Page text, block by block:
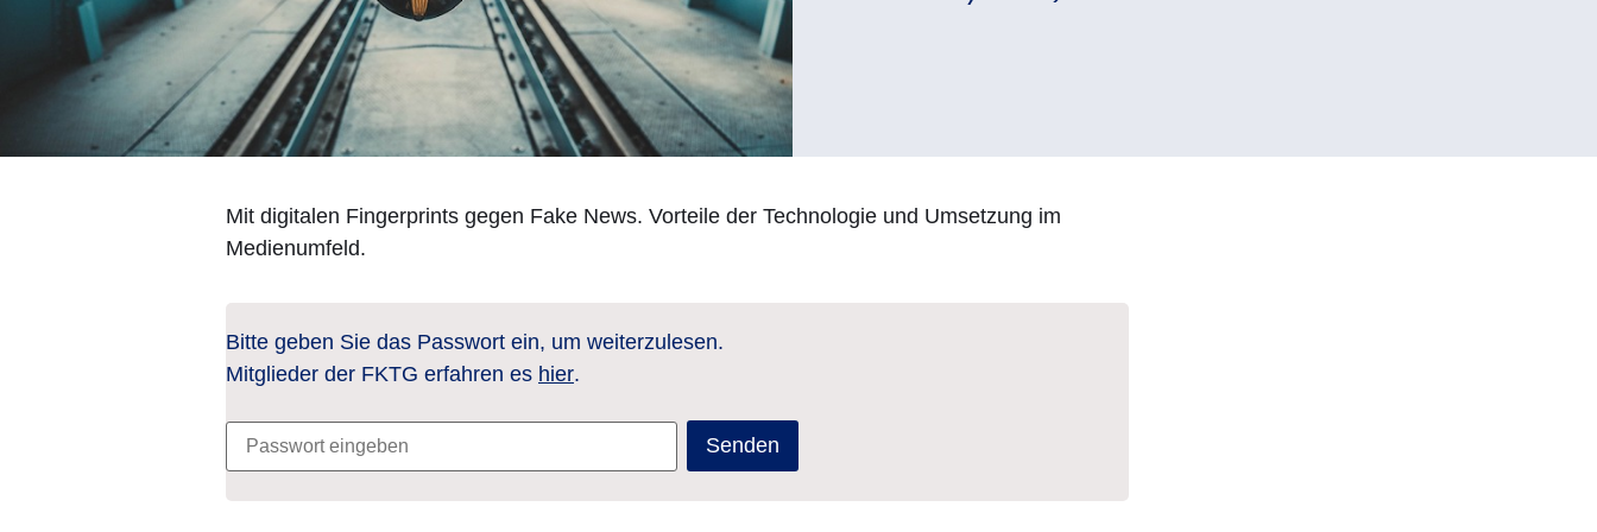
Mit digitalen Fingerprints gegen Fake News. Vorteile der Technologie und Umsetzung im
Medienumfeld.
Bitte geben Sie das Passwort ein, um weiterzulesen.
Mitglieder der FKTG erfahren es hier.